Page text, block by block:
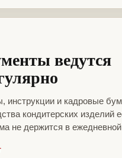
ведутся
инструкции и кадровые
кондитерских изделий
не держится в